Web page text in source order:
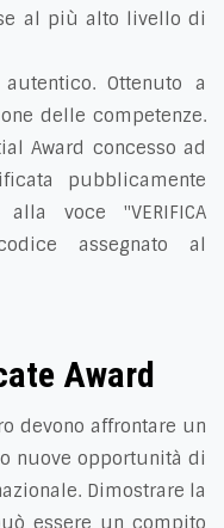
al più alto livello di
Ottenuto a
delle competenze.
Award concesso ad
pubblicamente
voce "VERIFICA
assegnato al
Award
devono affrontare un
nuove opportunità di
Dimostrare la
essere un compito